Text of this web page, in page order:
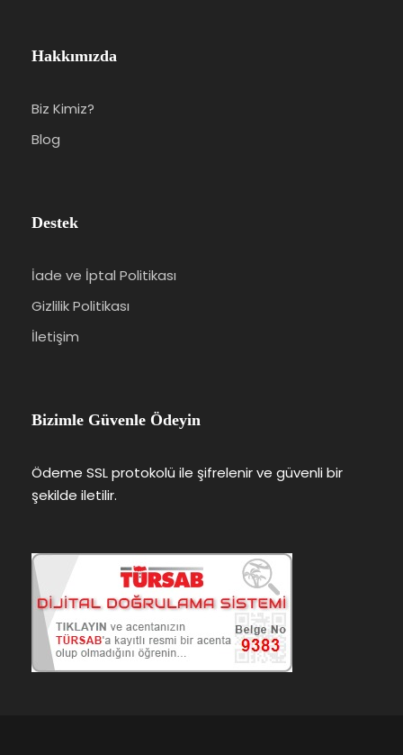
Hakkımızda
Biz Kimiz?
Blog
Destek
İade ve İptal Politikası
Gizlilik Politikası
İletişim
Bizimle Güvenle Ödeyin
Ödeme SSL protokolü ile şifrelenir ve güvenli bir
şekilde iletilir.